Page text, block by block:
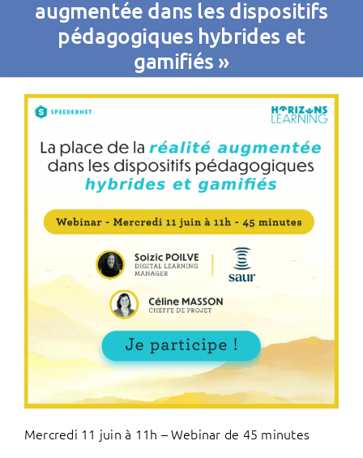
Contact
augmentée dans les dispositifs
pédagogiques hybrides et
gamifiés »
Mercredi 11 juin à 11h – Webinar de 45 minutes